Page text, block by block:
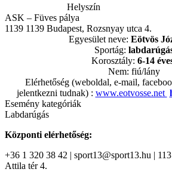
Helyszín
ASK – Füves pálya
1139 1139 Budapest, Rozsnyay utca 4.
Egyesület neve: Eötvös
Sportág:
Korosztály: 6-14
Nem: fiú/lány
Elérhetőség (weboldal, e-mail,
jelentkezni tudnak) : www.eotvosse.net
Esemény kategóriák
Labdarúgás
Központi elérhetőség:
+36 1 320 38 42 | sport13@sport13.hu |
Attila tér 4.